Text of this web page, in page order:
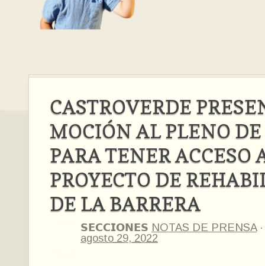
CASTROVERDE
MOCIÓN AL PLENO
PARA TENER ACCESO
PROYECTO DE
DE LA BARRERA
𝗦𝗘𝗖𝗖𝗜𝗢𝗡𝗘𝗦 NOTAS DE PRENSA
agosto 29, 2022